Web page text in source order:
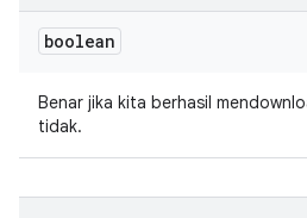
boolean
Benar jika kita berhasil
tidak.